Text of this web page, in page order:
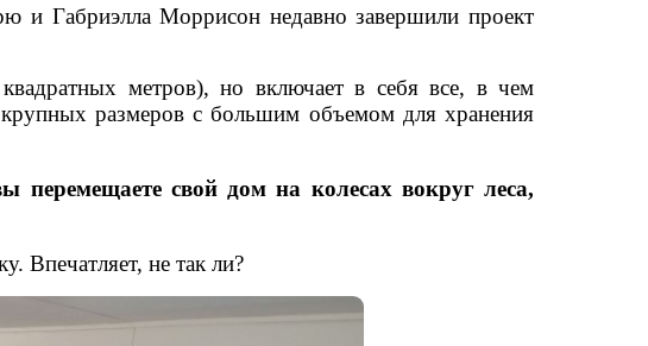
и Габриэлла Моррисон недавно завершили проект
квадратных метров), но включает в себя все, в чем
размеров с большим объемом для хранения
свой дом на колесах вокруг леса,
Впечатляет, не так ли?